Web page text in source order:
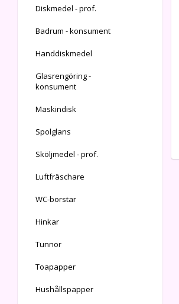
Diskmedel - prof.
Badrum - konsument
Handdiskmedel
Glasrengöring -
konsument
Maskindisk
Spolglans
Sköljmedel - prof.
Luftfräschare
WC-borstar
Hinkar
Tunnor
Toapapper
Hushållspapper